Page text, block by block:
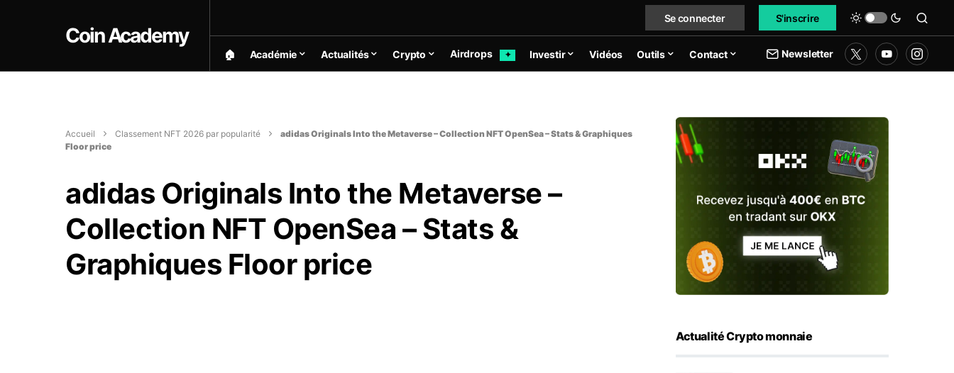
Coin Academy
Se connecter S'inscrire
🏠︎ Académie Actualités Crypto Airdrops ✦ Investir Vidéos Outils Contact Newsletter
Accueil Classement NFT 2026 par popularité
adidas Originals Into the Metaverse – Collection NFT OpenSea – Stats & Graphiques
Floor price
adidas Originals Into the Metaverse –
Collection NFT OpenSea – Stats &
Graphiques Floor price
Actualité Crypto monnaie